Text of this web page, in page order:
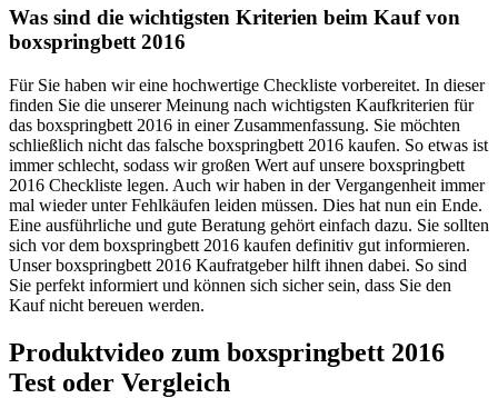
Was sind die wichtigsten Kriterien beim Kauf von
boxspringbett 2016
Für Sie haben wir eine hochwertige Checkliste vorbereitet. In dieser
finden Sie die unserer Meinung nach wichtigsten Kaufkriterien für
das boxspringbett 2016 in einer Zusammenfassung. Sie möchten
schließlich nicht das falsche boxspringbett 2016 kaufen. So etwas ist
immer schlecht, sodass wir großen Wert auf unsere boxspringbett
2016 Checkliste legen. Auch wir haben in der Vergangenheit immer
mal wieder unter Fehlkäufen leiden müssen. Dies hat nun ein Ende.
Eine ausführliche und gute Beratung gehört einfach dazu. Sie sollten
sich vor dem boxspringbett 2016 kaufen definitiv gut informieren.
Unser boxspringbett 2016 Kaufratgeber hilft ihnen dabei. So sind
Sie perfekt informiert und können sich sicher sein, dass Sie den
Kauf nicht bereuen werden.
Produktvideo zum boxspringbett 2016
Test oder Vergleich